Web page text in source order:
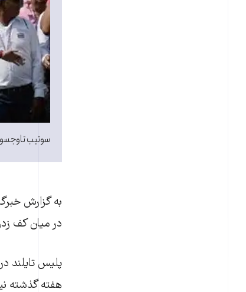
سوتيب
به گزارش
در ميان کف
هفته گذشته نيز بيش از